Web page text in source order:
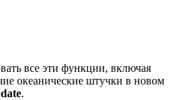
все эти функции, включая
океанические штучки в новом
.